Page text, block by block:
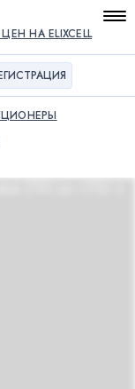
НА ELIXCELL